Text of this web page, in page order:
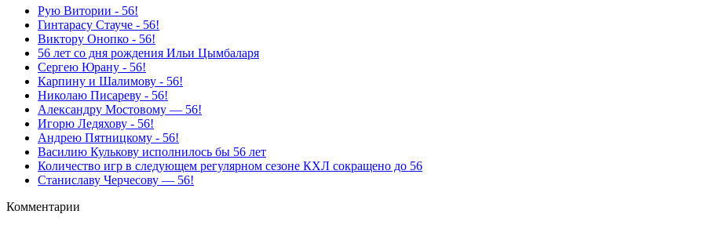
Рую Витории - 56!
Гинтарасу Стауче - 56!
Виктору Онопко - 56!
56 лет со дня рождения Ильи Цымбаларя
Сергею Юрану - 56!
Карпину и Шалимову - 56!
Николаю Писареву - 56!
Александру Мостовому — 56!
Игорю Ледяхову - 56!
Андрею Пятницкому - 56!
Василию Кулькову исполнилось бы 56 лет
Количество игр в следующем регулярном сезоне КХЛ сокращено до 56
Станиславу Черчесову — 56!
Комментарии